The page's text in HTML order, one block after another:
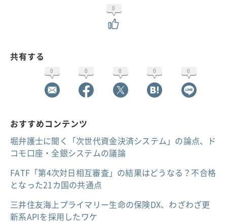
0
共有する
0 0 0 0 0
おすすめコンテンツ
堀弁護士に聞く「次世代資金決済システム」の論点、ド
コモ口座・全銀システムの議論
FATF「第4次対日相互審査」の結果はどうなる？不合格
となった21カ国の共通点
三井住友海上プライマリー生命の保険DX、わざわざ更
新系APIを採用したワケ